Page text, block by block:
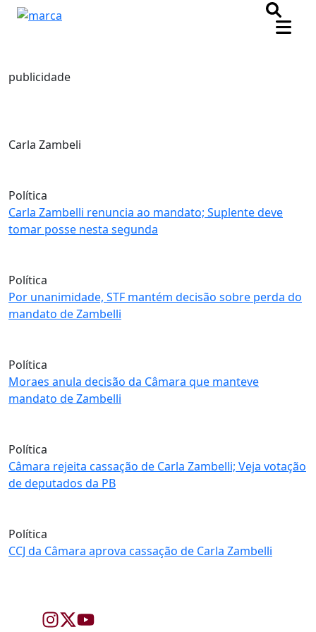
publicidade
Carla Zambeli
Política
Carla Zambelli renuncia ao mandato; Suplente deve
tomar posse nesta segunda
Política
Por unanimidade, STF mantém decisão sobre perda do
mandato de Zambelli
Política
Moraes anula decisão da Câmara que manteve
mandato de Zambelli
Política
Câmara rejeita cassação de Carla Zambelli; Veja votação
de deputados da PB
Política
CCJ da Câmara aprova cassação de Carla Zambelli